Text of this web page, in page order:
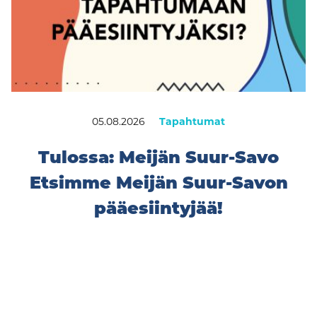
05.08.2026 Tapahtumat
Tulossa: Meijän Suur-Savo
Etsimme Meijän Suur-Savon
pääesiintyjää!